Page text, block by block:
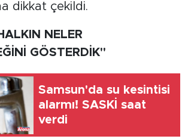
dikkat çekildi.
NELER
GÖSTERDİK"
Samsun'da su kesintisi
alarmı! SASKİ saat
verdi